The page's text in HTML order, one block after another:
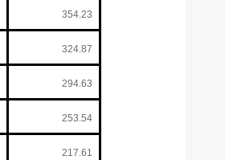
354.23
324.87
294.63
253.54
217.61